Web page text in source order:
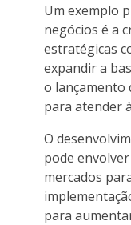
Um exemplo
negócios é a
estratégicas
expandir a
o lançamento
para atender
O
pode
mercados
para